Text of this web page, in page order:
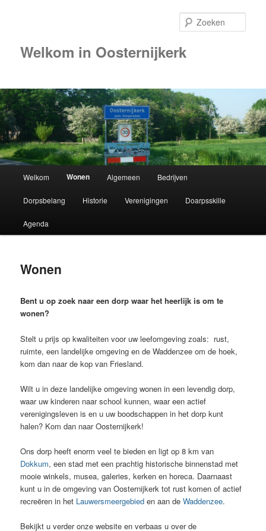
Welkom in Oosternijkerk
Spring
naar
de
Welkom Wonen Algemeen Bedrijven
Dorpsbelang Historie Verenigingen Doarpsskille
Agenda
Wonen
Bent u op zoek naar een dorp waar het heerlijk is om te
wonen?
Stelt u prijs op kwaliteiten voor uw leefomgeving zoals: rust,
ruimte, een landelijke omgeving en de Waddenzee om de hoek,
kom dan naar de kop van Friesland.
Wilt u in deze landelijke omgeving wonen in een levendig dorp,
waar uw kinderen naar school kunnen, waar een actief
verenigingsleven is en u uw boodschappen in het dorp kunt
halen? Kom dan naar Oosternijkerk!
Ons dorp heeft enorm veel te bieden en ligt op 8 km van
Dokkum, een stad met een prachtig historische binnenstad met
mooie winkels, musea, galeries, kerken en horeca. Daarnaast
kunt u in de omgeving van Oosternijkerk tot rust komen of actief
recreëren in het Lauwersmeergebied en aan deWaddenzee.
Bekijkt u verder onze website en verbaas u over de